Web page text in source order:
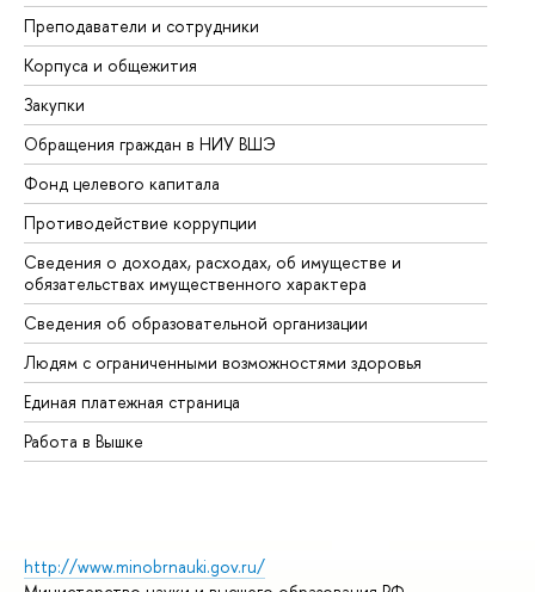
Преподаватели и сотрудники
Корпуса и общежития
Закупки
Обращения граждан в НИУ ВШЭ
Фонд целевого капитала
Противодействие коррупции
Сведения о доходах, расходах, об имуществе и
обязательствах имущественного характера
Сведения об образовательной организации
Людям с ограниченными возможностями здоровья
Единая платежная страница
Работа в Вышке
http://www.minobrnauki.gov.ru/